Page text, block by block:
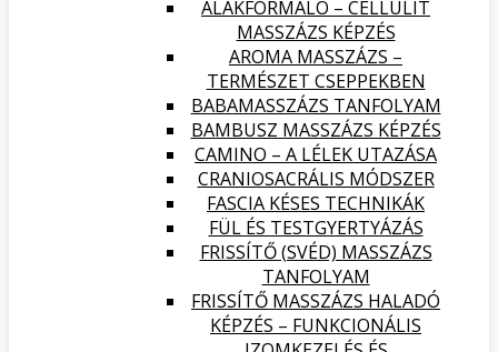
ALAKFORMÁLÓ – CELLULIT
MASSZÁZS KÉPZÉS
AROMA MASSZÁZS –
TERMÉSZET CSEPPEKBEN
BABAMASSZÁZS TANFOLYAM
BAMBUSZ MASSZÁZS KÉPZÉS
CAMINO – A LÉLEK UTAZÁSA
CRANIOSACRÁLIS MÓDSZER
FASCIA KÉSES TECHNIKÁK
FÜL ÉS TESTGYERTYÁZÁS
FRISSÍTŐ (SVÉD) MASSZÁZS
TANFOLYAM
FRISSÍTŐ MASSZÁZS HALADÓ
KÉPZÉS – FUNKCIONÁLIS